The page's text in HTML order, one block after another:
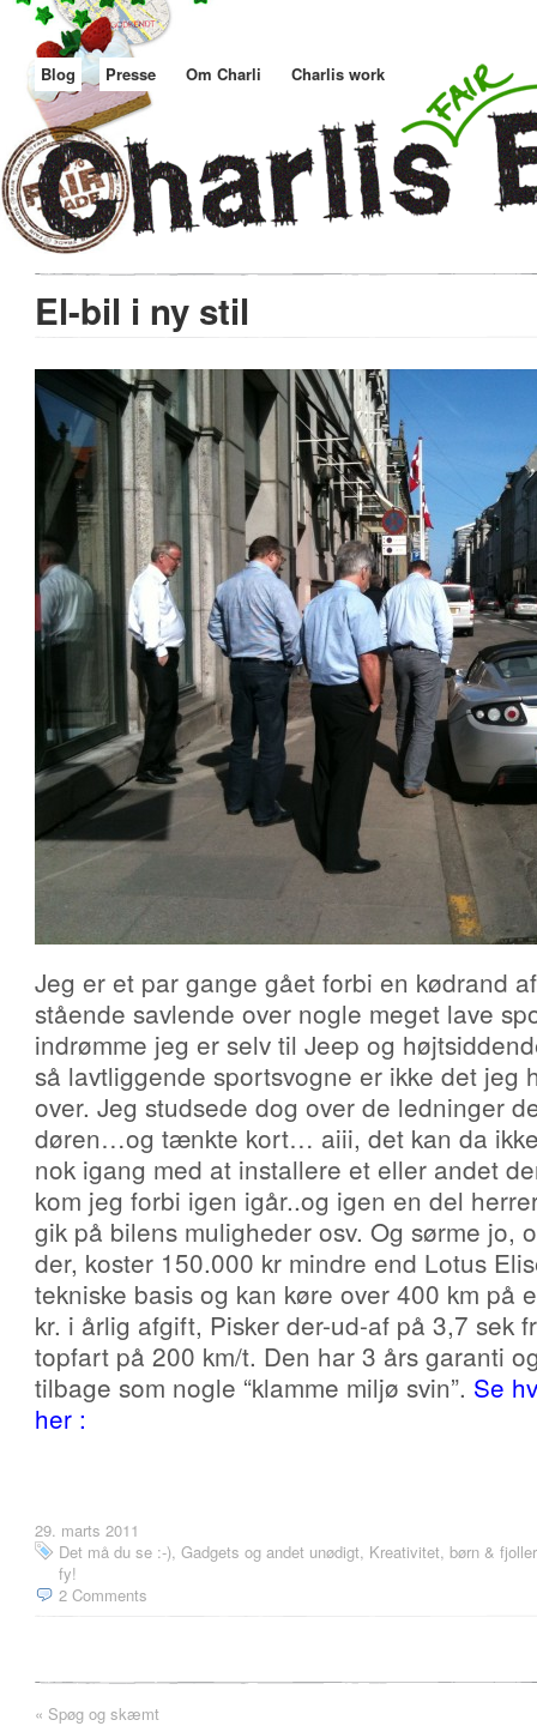
Blog Presse Om Charli Charlis work
El-bil i ny stil
Jeg er et par gange gået forbi en kødrand
stående savlende over nogle meget lave
indrømme jeg er selv til Jeep og
så lavtliggende sportsvogne er ikke det jeg
over. Jeg studsede dog over de ledninger
døren…og tænkte kort… aiii, det kan da
nok igang med at installere et eller andet
kom jeg forbi igen igår..og igen en del
gik på bilens muligheder osv. Og sørme jo,
der, koster 150.000 kr mindre end Lotus
tekniske basis og kan køre over 400 km på
kr. i årlig afgift, Pisker der-ud-af på 3,7 sek
topfart på 200 km/t. Den har 3 års garanti
tilbage som nogle “klamme miljø svin”. Se
her :
29. marts 2011
Det må du se :-), Gadgets og andet unødigt, Kreativitet, børn &
fy!
2 Comments
« Spøg og skæmt